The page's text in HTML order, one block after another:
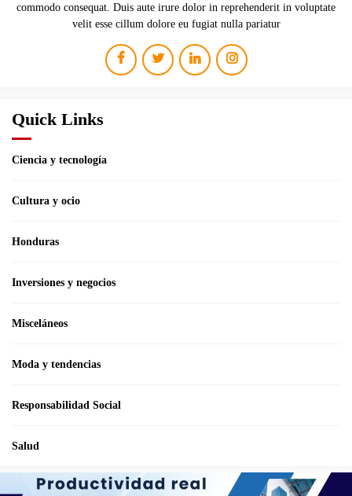
commodo consequat. Duis aute irure dolor in reprehenderit in voluptate
velit esse cillum dolore eu fugiat nulla pariatur
Quick Links
Ciencia y tecnología
Cultura y ocio
Honduras
Inversiones y negocios
Misceláneos
Moda y tendencias
Responsabilidad Social
Salud